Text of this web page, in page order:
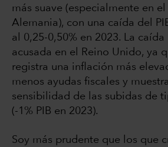
más suave (especialmente en el
Alemania), con una caída del
al 0,25-0,50% en 2023. La
acusada en el Reino Unido, ya
registra una inflación más
menos ayudas fiscales y
sensibilidad de las subidas de
(-1% PIB en 2023).
Soy más prudente que los que